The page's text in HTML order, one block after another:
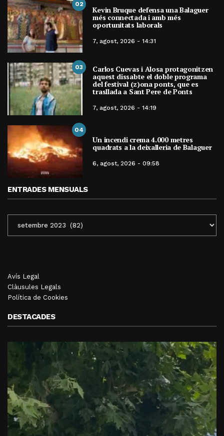
02
Kevin Bruque defensa una Balaguer
més connectada i amb més
oportunitats laborals
7, agost, 2026 - 14:31
03 Carlos Cuevas i Alosa protagonitzen
aquest dissabte el doble programa
del festival (z)ona ponts, que es
trasllada a Sant Pere de Ponts
7, agost, 2026 - 14:19
04
Un incendi crema 4.000 metres
quadrats a la deixalleria de Balaguer
6, agost, 2026 - 09:58
ENTRADES MENSUALS
MENSUALS
Avís Legal
Clàusules Legals
Política de Cookies
DESTACADES